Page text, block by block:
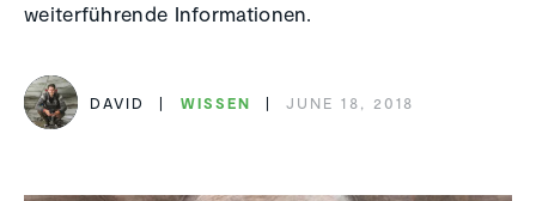
weiterführende Informationen.
DAVID WISSEN JUNE 18, 2018